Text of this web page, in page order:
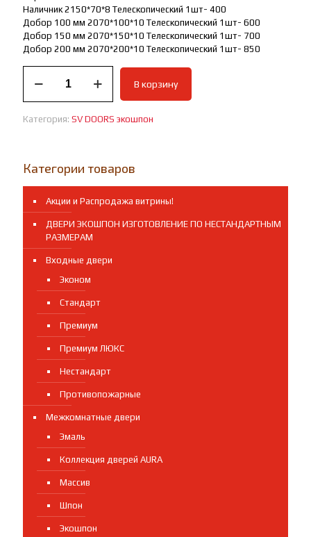
Наличник 2150*70*8 Телескопический 1шт- 400
Добор 100 мм 2070*100*10 Телескопический 1шт- 600
Добор 150 мм 2070*150*10 Телескопический 1шт- 700
Добор 200 мм 2070*200*10 Телескопический 1шт- 850
товара
экошпон
В корзину
Категория: SV DOORS экошпон
Категории товаров
Акции и Распродажа витрины!
ДВЕРИ ЭКОШПОН ИЗГОТОВЛЕНИЕ ПО НЕСТАНДАРТНЫМ
РАЗМЕРАМ
Входные двери
Эконом
Стандарт
Премиум
Премиум ЛЮКС
Нестандарт
Противопожарные
Межкомнатные двери
Эмаль
Коллекция дверей AURA
Массив
Шпон
Экошпон